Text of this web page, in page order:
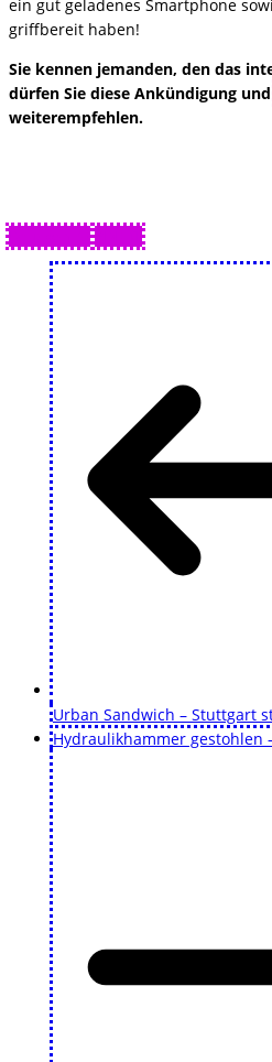
ein gut geladenes Smartphone
griffbereit haben!
Sie kennen jemanden, den das
dürfen Sie diese Ankündigung
weiterempfehlen.
Urban Sandwich – Stuttgart
Hydraulikhammer gestohlen